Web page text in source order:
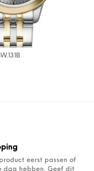
eerst passen of
dag hebben. Geef dit